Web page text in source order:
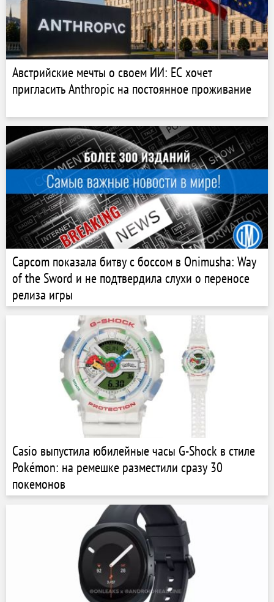
Австрийские мечты о своем ИИ: ЕС хочет
пригласить Anthropic на постоянное проживание
Capcom показала битву с боссом в Onimusha: Way
of the Sword и не подтвердила слухи о переносе
релиза игры
Casio выпустила юбилейные часы G-Shock в стиле
Pokémon: на ремешке разместили сразу 30
покемонов